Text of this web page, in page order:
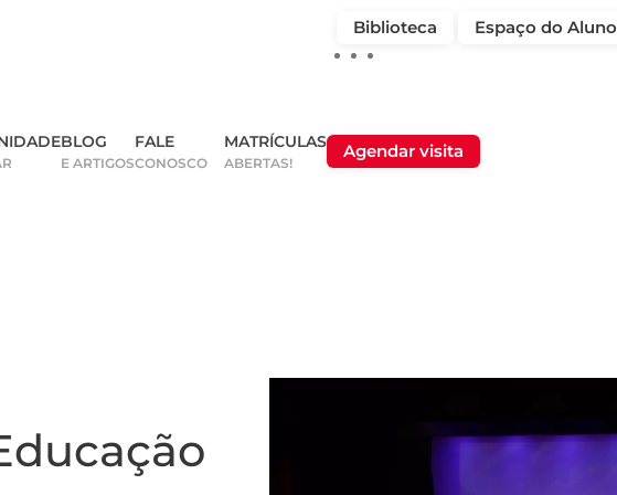
Biblioteca Espaço do Aluno
BLOG
E ARTIGOS
FALE
CONOSCO
MATRÍCULAS
ABERTAS!
Agendar visita